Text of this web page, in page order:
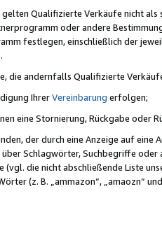
Qualifizierte Verkäufe nicht
oder andere
festlegen, einschließlich der
die andernfalls Qualifizierte
IhrerVereinbarung erfolgen;
eine Stornierung, Rückgabe oder
der durch eine Anzeige auf
über Schlagwörter, Suchbegriffe
(vgl. die nicht abschließende Liste
(z. B. „ammazon“, „amaozn“